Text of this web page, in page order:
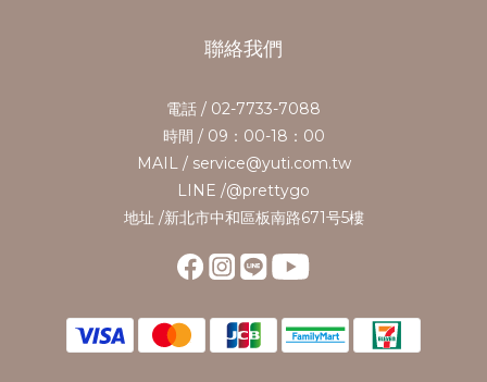
聯絡我們
電話 / 02-7733-7088
時間 / 09：00-18：00
MAIL / service@yuti.com.tw
LINE /@prettygo
地址 /新北市中和區板南路671号5樓